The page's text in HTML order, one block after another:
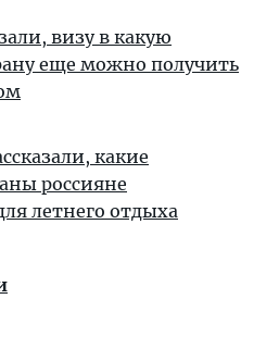
визу в какую
еще можно получить
какие
россияне
летнего отдыха